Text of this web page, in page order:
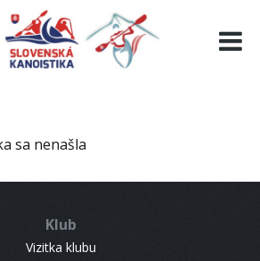
sa nenašla
Klub
Vizitka klubu
EURO 19
INFO
RESULTS
CONTACT